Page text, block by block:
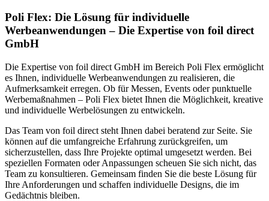
Poli Flex: Die Lösung für individuelle
Werbeanwendungen – Die Expertise von foil direct
GmbH
Die Expertise von foil direct GmbH im Bereich Poli Flex ermöglicht
es Ihnen, individuelle Werbeanwendungen zu realisieren, die
Aufmerksamkeit erregen. Ob für Messen, Events oder punktuelle
Werbemaßnahmen – Poli Flex bietet Ihnen die Möglichkeit, kreative
und individuelle Werbelösungen zu entwickeln.
Das Team von foil direct steht Ihnen dabei beratend zur Seite. Sie
können auf die umfangreiche Erfahrung zurückgreifen, um
sicherzustellen, dass Ihre Projekte optimal umgesetzt werden. Bei
speziellen Formaten oder Anpassungen scheuen Sie sich nicht, das
Team zu konsultieren. Gemeinsam finden Sie die beste Lösung für
Ihre Anforderungen und schaffen individuelle Designs, die im
Gedächtnis bleiben.